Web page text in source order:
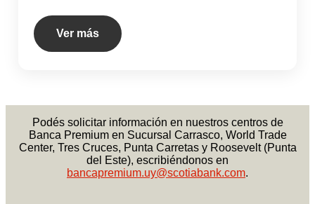
Ver más
Podés solicitar información en nuestros centros de
Banca Premium en Sucursal Carrasco, World Trade
Center, Tres Cruces, Punta Carretas y Roosevelt (Punta
del Este), escribiéndonos en
bancapremium.uy@scotiabank.com.